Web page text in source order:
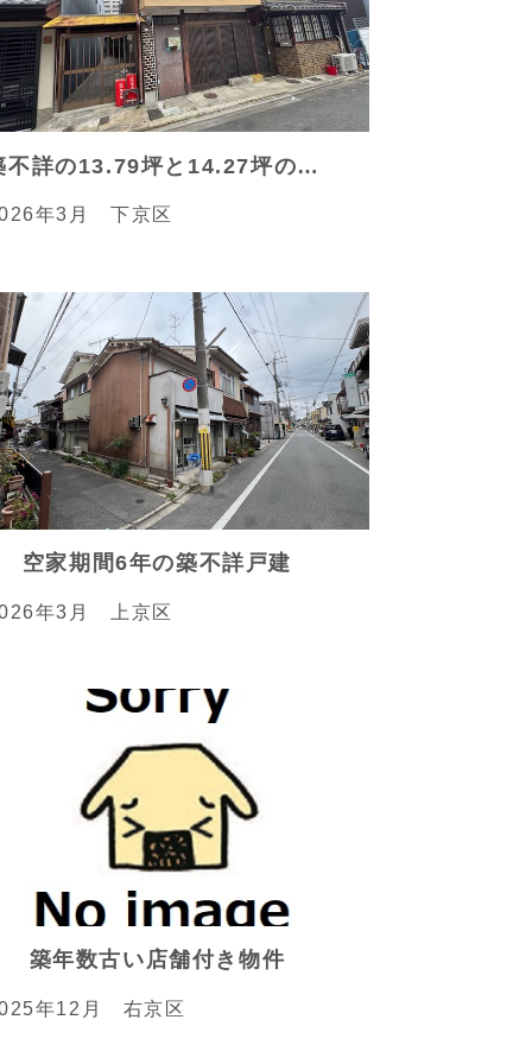
築不詳の13.79坪と14.27坪の2軒分の狭小物件
年3月 下京区
空家期間6年の築不詳戸建
年3月 上京区
築年数古い店舗付き物件
年12月 右京区